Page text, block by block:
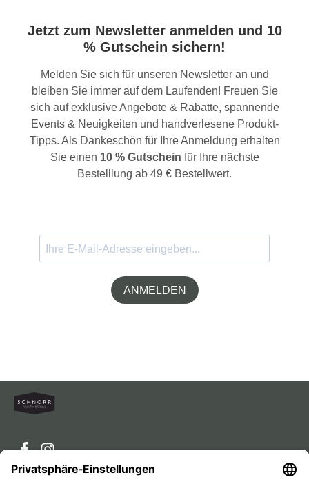
Jetzt zum Newsletter anmelden und 10
% Gutschein sichern!
Melden Sie sich für unseren Newsletter an und
bleiben Sie immer auf dem Laufenden! Freuen Sie
sich auf exklusive Angebote & Rabatte, spannende
Events & Neuigkeiten und handverlesene Produkt-
Tipps. Als Dankeschön für Ihre Anmeldung erhalten
Sie einen 10 % Gutschein für Ihre nächste
Bestelllung ab 49 € Bestellwert.
ANMELDEN